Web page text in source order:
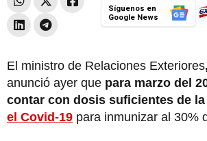
Síguenos en
Google News
El ministro de Relaciones Exteriores
anunció ayer que para marzo del
contar con dosis suficientes de la
el Covid-19 para inmunizar al 30%